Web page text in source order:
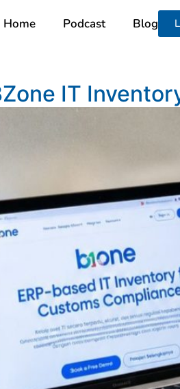
Home Podcast Blog
IT